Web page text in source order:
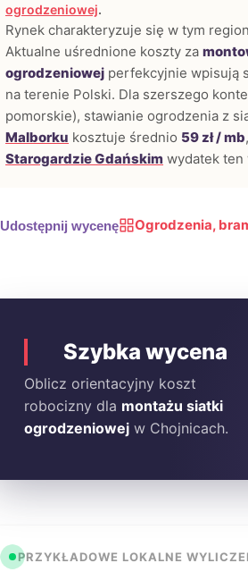
ogrodzeniowej.
Rynek charakteryzuje się w tym
Aktualne uśrednione koszty za
ogrodzeniowej perfekcyjnie wpisują
na terenie Polski. Dla szerszego
pomorskie), stawianie ogrodzenia z
Malborku kosztuje średnio 59 zł / mb
Starogardzie Gdańskim wydatek ten
Udostępnij wycenę Ogrodzenia,
Szybka wycena
Oblicz orientacyjny koszt
robocizny dla montażu siatki
ogrodzeniowej w Chojnicach.
PRZYKŁADOWE LOKALNE